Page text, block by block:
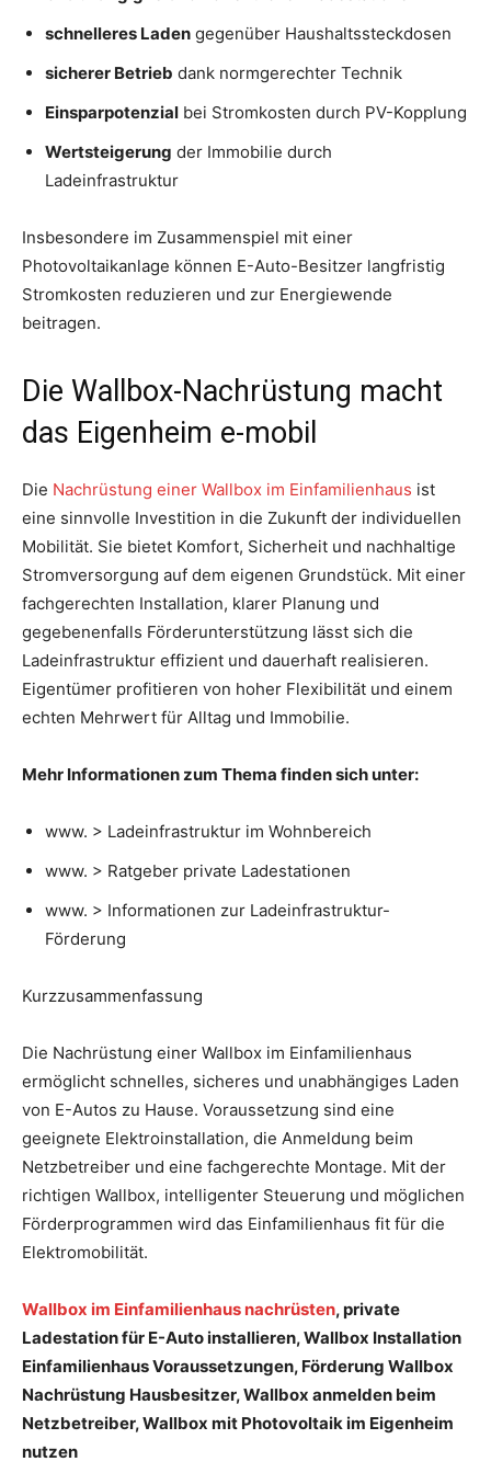
schnelleres Laden gegenüber Haushaltssteckdosen
sicherer Betrieb dank normgerechter Technik
Einsparpotenzial bei Stromkosten durch PV-Kopplung
Wertsteigerung der Immobilie durch
Ladeinfrastruktur
Insbesondere im Zusammenspiel mit einer
Photovoltaikanlage können E-Auto-Besitzer langfristig
Stromkosten reduzieren und zur Energiewende
beitragen.
Die Wallbox-Nachrüstung macht
das Eigenheim e-mobil
Die Nachrüstung einer Wallbox im Einfamilienhaus ist
eine sinnvolle Investition in die Zukunft der individuellen
Mobilität. Sie bietet Komfort, Sicherheit und nachhaltige
Stromversorgung auf dem eigenen Grundstück. Mit einer
fachgerechten Installation, klarer Planung und
gegebenenfalls Förderunterstützung lässt sich die
Ladeinfrastruktur effizient und dauerhaft realisieren.
Eigentümer profitieren von hoher Flexibilität und einem
echten Mehrwert für Alltag und Immobilie.
Mehr Informationen zum Thema finden sich unter:
www. > Ladeinfrastruktur im Wohnbereich
www. > Ratgeber private Ladestationen
www. > Informationen zur Ladeinfrastruktur-
Förderung
Kurzzusammenfassung
Die Nachrüstung einer Wallbox im Einfamilienhaus
ermöglicht schnelles, sicheres und unabhängiges Laden
von E-Autos zu Hause. Voraussetzung sind eine
geeignete Elektroinstallation, die Anmeldung beim
Netzbetreiber und eine fachgerechte Montage. Mit der
richtigen Wallbox, intelligenter Steuerung und möglichen
Förderprogrammen wird das Einfamilienhaus fit für die
Elektromobilität.
Wallbox im Einfamilienhaus nachrüsten, private
Ladestation für E-Auto installieren, Wallbox Installation
Einfamilienhaus Voraussetzungen, Förderung Wallbox
Nachrüstung Hausbesitzer, Wallbox anmelden beim
Netzbetreiber, Wallbox mit Photovoltaik im Eigenheim
nutzen